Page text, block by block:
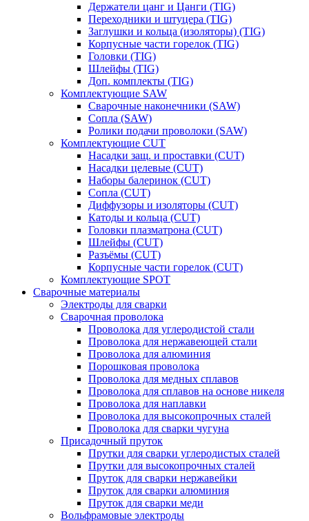
Держатели цанг и Цанги (TIG)
Переходники и штуцера (TIG)
Заглушки и кольца (изоляторы) (TIG)
Корпусные части горелок (TIG)
Головки (TIG)
Шлейфы (TIG)
Доп. комплекты (TIG)
Комплектующие SAW
Сварочные наконечники (SAW)
Сопла (SAW)
Ролики подачи проволоки (SAW)
Комплектующие CUT
Насадки защ. и проставки (CUT)
Насадки целевые (CUT)
Наборы балеринок (CUT)
Сопла (CUT)
Диффузоры и изоляторы (CUT)
Катоды и кольца (CUT)
Головки плазматрона (CUT)
Шлейфы (CUT)
Разъёмы (CUT)
Корпусные части горелок (CUT)
Комплектующие SPOT
Сварочные материалы
Электроды для сварки
Сварочная проволока
Проволока для углеродистой стали
Проволока для нержавеющей стали
Проволока для алюминия
Порошковая проволока
Проволока для медных сплавов
Проволока для сплавов на основе никеля
Проволока для наплавки
Проволока для высокопрочных сталей
Проволока для сварки чугуна
Присадочный пруток
Прутки для сварки углеродистых сталей
Прутки для высокопрочных сталей
Пруток для сварки нержавейки
Пруток для сварки алюминия
Пруток для сварки меди
Вольфрамовые электроды